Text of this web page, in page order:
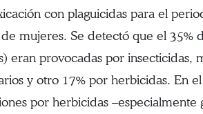
con plaguicidas para el
mujeres. Se detectó que el 35%
eran provocadas por insecticidas,
y otro 17% por herbicidas. En
por herbicidas –especialmente